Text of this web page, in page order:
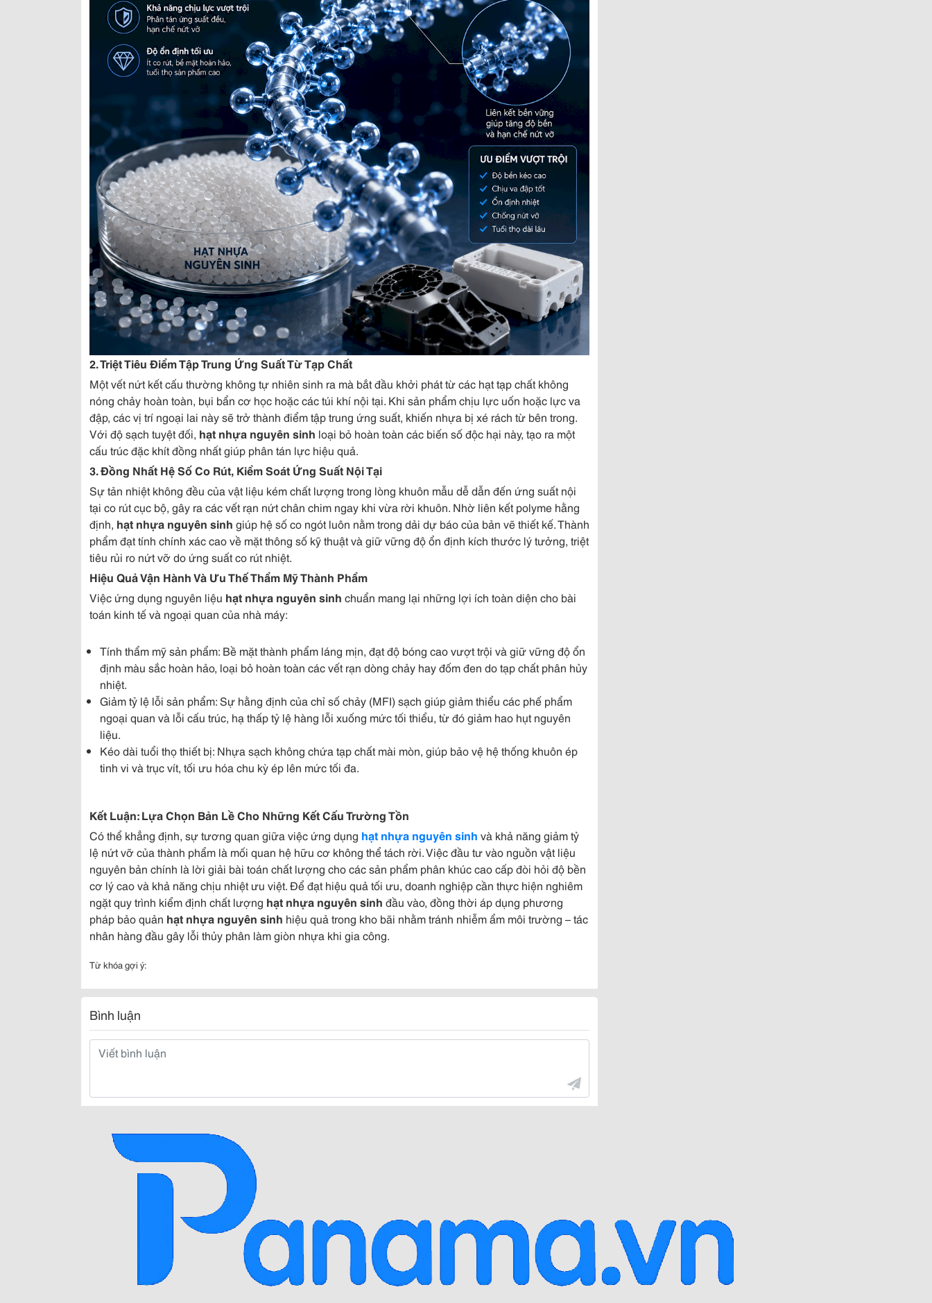
2. Triệt Tiêu Điểm Tập Trung Ứng Suất Từ Tạp Chất
Một vết nứt kết cấu thường không tự nhiên sinh ra mà bắt đầu khởi phát từ các hạt tạp chất không
nóng chảy hoàn toàn, bụi bẩn cơ học hoặc các túi khí nội tại. Khi sản phẩm chịu lực uốn hoặc lực va
đập, các vị trí ngoại lai này sẽ trở thành điểm tập trung ứng suất, khiến nhựa bị xé rách từ bên trong.
Với độ sạch tuyệt đối, hạt nhựa nguyên sinh loại bỏ hoàn toàn các biến số độc hại này, tạo ra một
cấu trúc đặc khít đồng nhất giúp phân tán lực hiệu quả.
3. Đồng Nhất Hệ Số Co Rút, Kiểm Soát Ứng Suất Nội Tại
Sự tản nhiệt không đều của vật liệu kém chất lượng trong lòng khuôn mẫu dễ dẫn đến ứng suất nội
tại co rút cục bộ, gây ra các vết rạn nứt chân chim ngay khi vừa rời khuôn. Nhờ liên kết polyme hằng
định, hạt nhựa nguyên sinh giúp hệ số co ngót luôn nằm trong dải dự báo của bản vẽ thiết kế. Thành
phẩm đạt tính chính xác cao về mặt thông số kỹ thuật và giữ vững độ ổn định kích thước lý tưởng, triệt
tiêu rủi ro nứt vỡ do ứng suất co rút nhiệt.
Hiệu Quả Vận Hành Và Ưu Thế Thẩm Mỹ Thành Phẩm
Việc ứng dụng nguyên liệu hạt nhựa nguyên sinh chuẩn mang lại những lợi ích toàn diện cho bài
toán kinh tế và ngoại quan của nhà máy:
Tính thẩm mỹ sản phẩm: Bề mặt thành phẩm láng mịn, đạt độ bóng cao vượt trội và giữ vững độ ổn
định màu sắc hoàn hảo, loại bỏ hoàn toàn các vết rạn dòng chảy hay đốm đen do tạp chất phân hủy
nhiệt.
Giảm tỷ lệ lỗi sản phẩm: Sự hằng định của chỉ số chảy (MFI) sạch giúp giảm thiểu các phế phẩm
ngoại quan và lỗi cấu trúc, hạ thấp tỷ lệ hàng lỗi xuống mức tối thiểu, từ đó giảm hao hụt nguyên
liệu.
Kéo dài tuổi thọ thiết bị: Nhựa sạch không chứa tạp chất mài mòn, giúp bảo vệ hệ thống khuôn ép
tinh vi và trục vít, tối ưu hóa chu kỳ ép lên mức tối đa.
Kết Luận: Lựa Chọn Bản Lề Cho Những Kết Cấu Trường Tồn
Có thể khẳng định, sự tương quan giữa việc ứng dụng hạt nhựa nguyên sinh và khả năng giảm tỷ
lệ nứt vỡ của thành phẩm là mối quan hệ hữu cơ không thể tách rời. Việc đầu tư vào nguồn vật liệu
nguyên bản chính là lời giải bài toán chất lượng cho các sản phẩm phân khúc cao cấp đòi hỏi độ bền
cơ lý cao và khả năng chịu nhiệt ưu việt. Để đạt hiệu quả tối ưu, doanh nghiệp cần thực hiện nghiêm
ngặt quy trình kiểm định chất lượng hạt nhựa nguyên sinh đầu vào, đồng thời áp dụng phương
pháp bảo quản hạt nhựa nguyên sinh hiệu quả trong kho bãi nhằm tránh nhiễm ẩm môi trường – tác
nhân hàng đầu gây lỗi thủy phân làm giòn nhựa khi gia công.
Từ khóa gợi ý:
Bình luận